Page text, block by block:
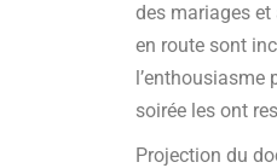
des mariages
en route sont
l’enthousiasme
soirée les ont
Projection du